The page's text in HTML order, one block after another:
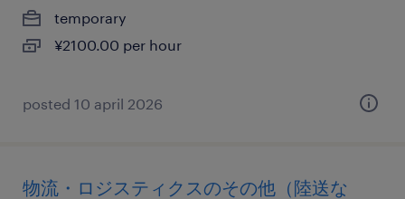
temporary
¥2100.00 per hour
posted 10 april 2026
物流・ロジスティクスのその他（陸送な